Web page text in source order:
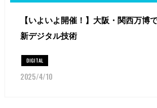
【いよいよ開催！】大阪・関西万博
新デジタル技術
DIGITAL
2025/4/10